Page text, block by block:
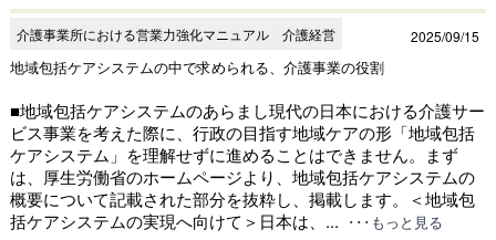
介護事業所における営業力強化マニュアル 介護経営 2025/09/15
地域包括ケアシステムの中で求められる、介護事業の役割
■地域包括ケアシステムのあらまし現代の日本における介護サー
ビス事業を考えた際に、行政の目指す地域ケアの形「地域包括
ケアシステム」を理解せずに進めることはできません。まず
は、厚生労働省のホームページより、地域包括ケアシステムの
概要について記載された部分を抜粋し、掲載します。＜地域包
括ケアシステムの実現へ向けて＞日本は、... ･･･もっと見る